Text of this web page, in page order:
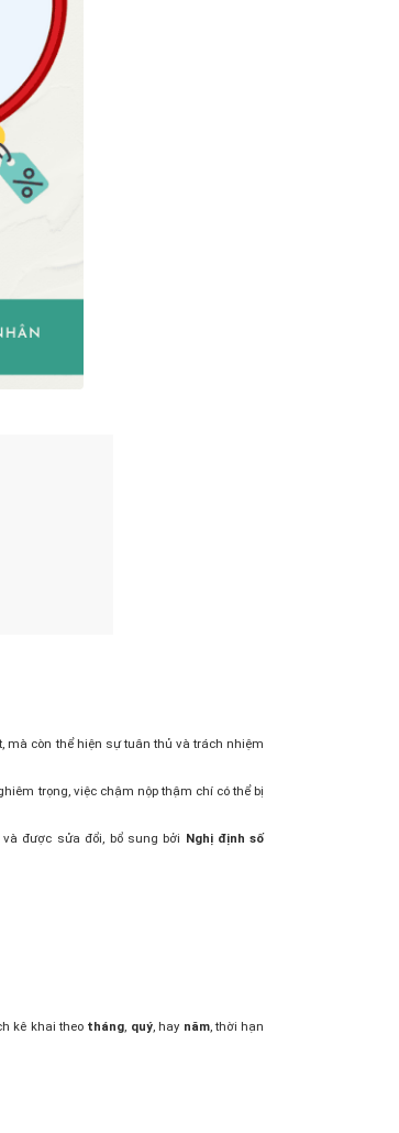
mà còn thể hiện sự tuân thủ và trách nhiệm
trọng, việc chậm nộp thậm chí có thể bị
được sửa đổi, bổ sung bởi Nghị định số
kê khai theo tháng, quý, hay năm, thời hạn